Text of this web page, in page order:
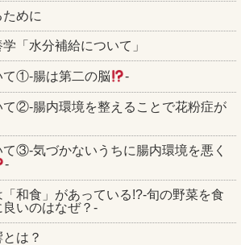
めに
「水分補給について」
て①‐腸は第二の脳 ‐
て②‐腸内環境を整えることで花粉症が
③‐気づかないうちに腸内環境を悪く
‐
「和食」があっている!?-旬の野菜を食
いのはなぜ？-
は？